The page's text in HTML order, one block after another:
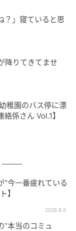
きる人だな
「仕事ができ
せん。あなた
意で、周囲か
たくさんの仕
くでしょう
くこなすよう
要領もよく、
していくことが
に同僚の中で
。あなたの同僚
、対抗心を燃
」寝ていると思
降りてきてませ
稚園のバス停に漂
係さん Vol.1】
“今一番疲れている
】
2026.8.5
“本当のコミュ